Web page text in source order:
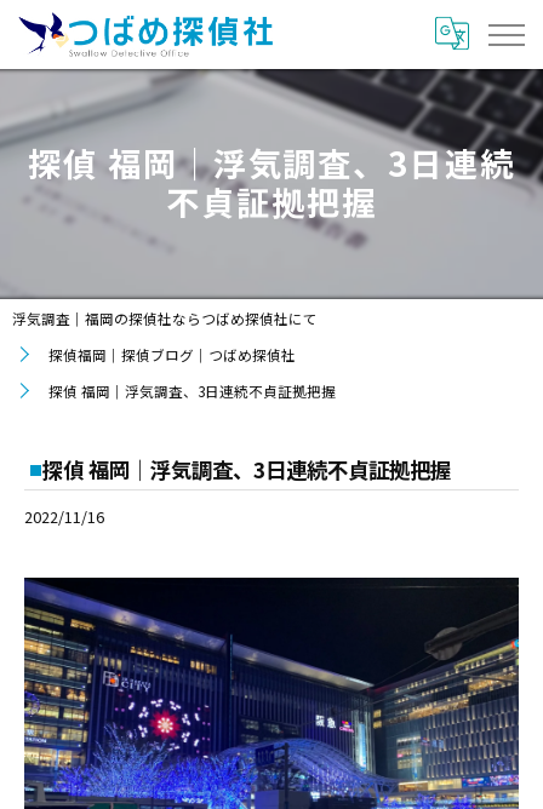
探偵 福岡｜浮気調査、3日連続
不貞証拠把握
浮気調査｜福岡の探偵社ならつばめ探偵社にて
探偵福岡｜探偵ブログ｜つばめ探偵社
探偵 福岡｜浮気調査、3日連続不貞証拠把握
探偵 福岡｜浮気調査、3日連続不貞証拠把握
2022/11/16